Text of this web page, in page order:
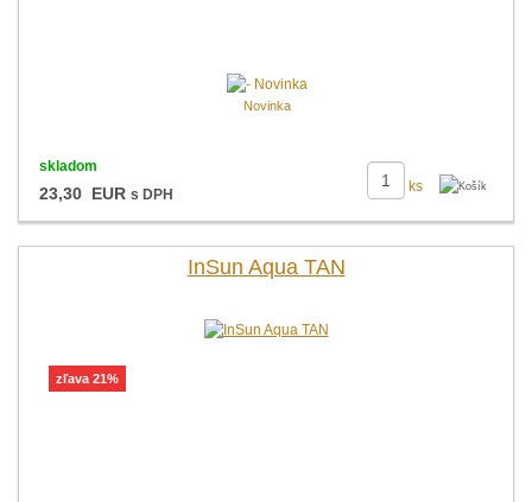
Novinka
ks
skladom
23,30 EUR s DPH
InSun Aqua TAN
zľava 21%